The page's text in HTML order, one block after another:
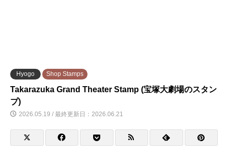
Hyogo Shop Stamps
Takarazuka Grand Theater Stamp (宝塚大劇場のスタン
プ)
2026.05.19 / 最終更新日：2026.06.21